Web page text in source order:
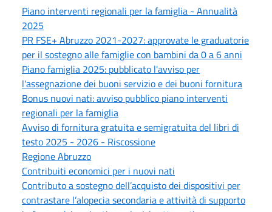
Piano interventi regionali per la famiglia - Annualità
2025
PR FSE+ Abruzzo 2021-2027: approvate le graduatorie
per il sostegno alle famiglie con bambini da 0 a 6 anni
Piano famiglia 2025: pubblicato l'avviso per
l'assegnazione dei buoni servizio e dei buoni fornitura
Bonus nuovi nati: avviso pubblico piano interventi
regionali per la famiglia
Avviso di fornitura gratuita e semigratuita del libri di
testo 2025 - 2026 - Riscossione
Regione Abruzzo
Contribuiti economici per i nuovi nati
Contributo a sostegno dell’acquisto dei dispositivi per
contrastare l’alopecia secondaria e attività di supporto